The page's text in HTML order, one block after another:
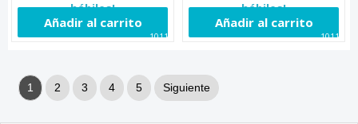
hábiles!
Añadir al carrito
10115
hábiles!
Añadir al carrito
10116
1 2 3 4 5 Siguiente